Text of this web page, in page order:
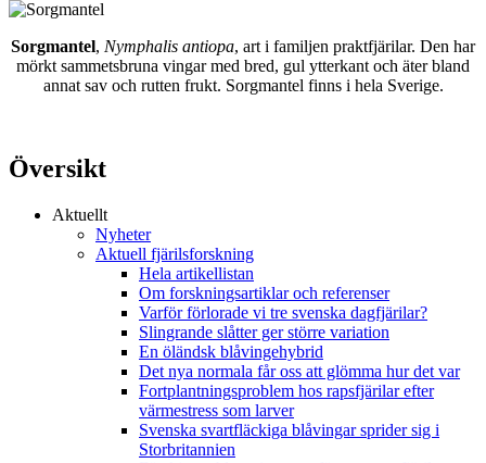
Sorgmantel, Nymphalis antiopa, art i familjen praktfjärilar. Den har
mörkt sammetsbruna vingar med bred, gul ytterkant och äter bland
annat sav och rutten frukt. Sorgmantel finns i hela Sverige.
Översikt
Aktuellt
Nyheter
Aktuell fjärilsforskning
Hela artikellistan
Om forskningsartiklar och referenser
Varför förlorade vi tre svenska dagfjärilar?
Slingrande slåtter ger större variation
En öländsk blåvingehybrid
Det nya normala får oss att glömma hur det var
Fortplantningsproblem hos rapsfjärilar efter
värmestress som larver
Svenska svartfläckiga blåvingar sprider sig i
Storbritannien